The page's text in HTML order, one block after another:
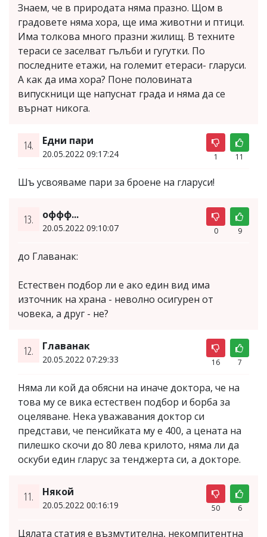
Знаем, че в природата няма празно. Щом в
градовете няма хора, ще има животни и птици.
Има толкова много празни жилищ. В техните
тераси се заселват гълъби и гугутки. По
последните етажи, на големит етераси- гларуси.
А как да има хора? Поне половината
випускници ще напуснат града и няма да се
върнат никога.
14. Едни пари
20.05.2022 09:17:24 1 11
Шъ усвояваме пари за броене на гларуси!
13. оффф...
20.05.2022 09:10:07 0 9
до Главанак:
Естествен подбор ли е ако един вид има
източник на храна - неволно осигурен от
човека, а друг - не?
12. Главанак
20.05.2022 07:29:33 16 7
Няма ли кой да обясни на иначе доктора, че на
това му се вика естествен подбор и борба за
оцеляване. Нека уважавания доктор си
представи, че пенсийката му е 400, а цената на
пилешко скочи до 80 лева крилото, няма ли да
оскуби един гларус за тенджерта си, а докторе.
11. Някой
20.05.2022 00:16:19 50 6
Цялата статия е възмутителна, некомпитентна